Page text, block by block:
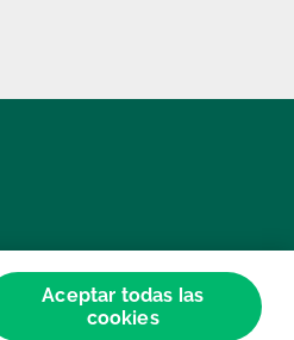
Aceptar todas las
cookies